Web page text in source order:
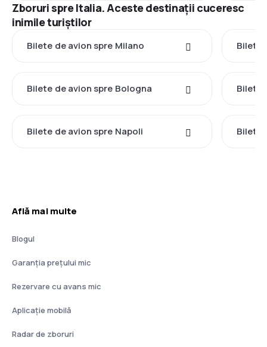
Zboruri spre Italia. Aceste destinații cuceresc
inimile turiștilor
Bilete de avion spre Milano Bilete
Bilete de avion spre Bologna Bilete
Bilete de avion spre Napoli Bilete
Află mai multe
Blogul
Garanția prețului mic
Rezervare cu avans mic
Aplicație mobilă
Radar de zboruri